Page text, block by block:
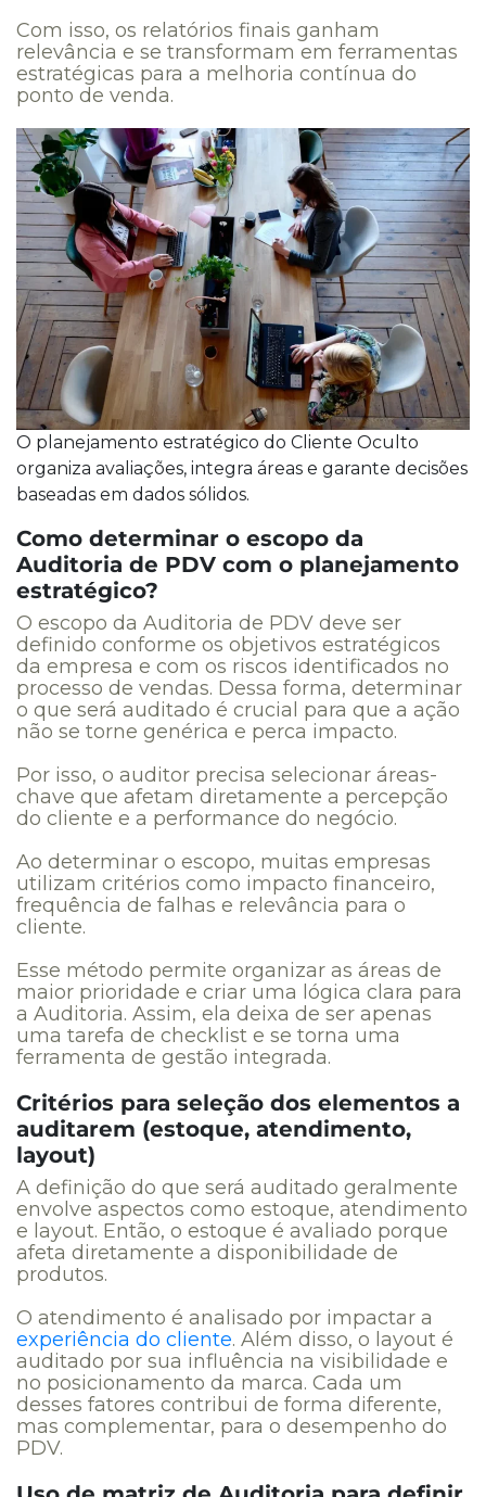
Com isso, os relatórios finais ganham
relevância e se transformam em ferramentas
estratégicas para a melhoria contínua do
ponto de venda.
O planejamento estratégico do Cliente Oculto
organiza avaliações, integra áreas e garante decisões
baseadas em dados sólidos.
Como determinar o escopo da
Auditoria de PDV com o planejamento
estratégico?
O escopo da Auditoria de PDV deve ser
definido conforme os objetivos estratégicos
da empresa e com os riscos identificados no
processo de vendas. Dessa forma, determinar
o que será auditado é crucial para que a ação
não se torne genérica e perca impacto.
Por isso, o auditor precisa selecionar áreas-
chave que afetam diretamente a percepção
do cliente e a performance do negócio.
Ao determinar o escopo, muitas empresas
utilizam critérios como impacto financeiro,
frequência de falhas e relevância para o
cliente.
Esse método permite organizar as áreas de
maior prioridade e criar uma lógica clara para
a Auditoria. Assim, ela deixa de ser apenas
uma tarefa de checklist e se torna uma
ferramenta de gestão integrada.
Critérios para seleção dos elementos a
auditarem (estoque, atendimento,
layout)
A definição do que será auditado geralmente
envolve aspectos como estoque, atendimento
e layout. Então, o estoque é avaliado porque
afeta diretamente a disponibilidade de
produtos.
O atendimento é analisado por impactar a
experiência do cliente. Além disso, o layout é
auditado por sua influência na visibilidade e
no posicionamento da marca. Cada um
desses fatores contribui de forma diferente,
mas complementar, para o desempenho do
PDV.